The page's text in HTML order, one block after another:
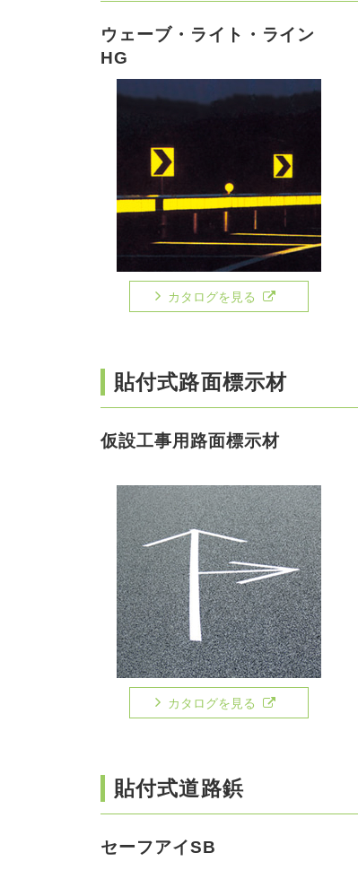
ウェーブ・ライト・ライン
HG
カタログを見る
貼付式路面標示材
仮設工事用路面標示材
カタログを見る
貼付式道路鋲
セーフアイSB